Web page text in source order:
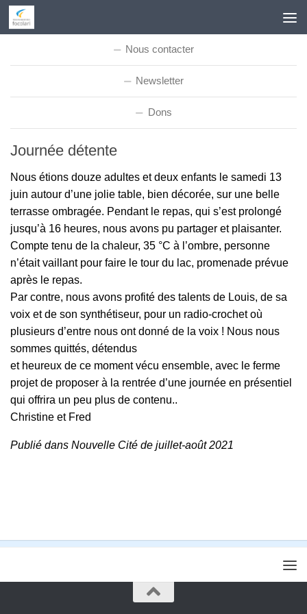
Skip to content
Nous contacter
Newsletter
Dons
Journée détente
Nous étions douze adultes et deux enfants le samedi 13
juin autour d’une jolie table, bien décorée, sur une belle
terrasse ombragée. Pendant le repas, qui s’est prolongé
jusqu’à 16 heures, nous avons pu partager et plaisanter.
Compte tenu de la chaleur, 35 °C à l’ombre, personne
n’était vaillant pour faire le tour du lac, promenade prévue
après le repas.
Par contre, nous avons profité des talents de Louis, de sa
voix et de son synthétiseur, pour un radio-crochet où
plusieurs d’entre nous ont donné de la voix ! Nous nous
sommes quittés, détendus
et heureux de ce moment vécu ensemble, avec le ferme
projet de proposer à la rentrée d’une journée en présentiel
qui offrira un peu plus de contenu..
Christine et Fred
Publié dans Nouvelle Cité de juillet-août 2021